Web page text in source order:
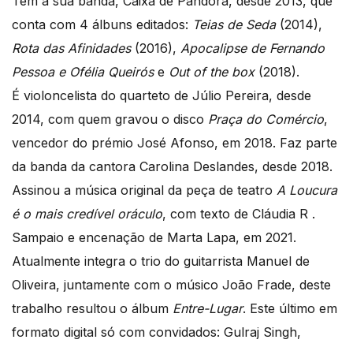
conta com 4 álbuns editados: Teias de Seda (2014),
Rota das Afinidades(2016), Apocalipse de Fernando
Pessoa e Ofélia Queiróse Out of the box(2018).
É violoncelista do quarteto de Júlio Pereira, desde
2014, com quem gravou o disco Praça do Comércio,
vencedor do prémio José Afonso, em 2018. Faz parte
da banda da cantora Carolina Deslandes, desde 2018.
Assinou a música original da peça de teatro A Loucura
é o mais credível oráculo, com texto de Cláudia R .
Sampaio e encenação de Marta Lapa, em 2021.
Atualmente integra o trio do guitarrista Manuel de
Oliveira, juntamente com o músico João Frade, deste
trabalho resultou o álbum Entre-Lugar. Este último em
formato digital só com convidados: Gulraj Singh,